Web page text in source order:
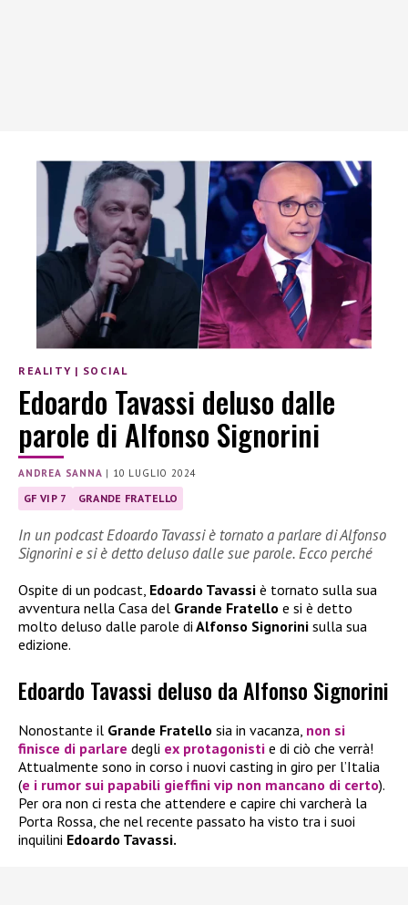
REALITY | SOCIAL
Edoardo Tavassi deluso dalle
parole di Alfonso Signorini
ANDREA SANNA | 10 LUGLIO 2024
GF VIP 7 GRANDE FRATELLO
In un podcast Edoardo Tavassi è tornato a parlare di Alfonso
Signorini e si è detto deluso dalle sue parole. Ecco perché
Ospite di un podcast, Edoardo Tavassi è tornato sulla sua
avventura nella Casa del Grande Fratello e si è detto
molto deluso dalle parole di Alfonso Signorini sulla sua
edizione.
Edoardo Tavassi deluso da Alfonso Signorini
Nonostante il Grande Fratello sia in vacanza, non si
finisce di parlare degli ex protagonisti e di ciò che verrà!
Attualmente sono in corso i nuovi casting in giro per l’Italia
(e i rumor sui papabili gieffini vip non mancano di certo).
Per ora non ci resta che attendere e capire chi varcherà la
Porta Rossa, che nel recente passato ha visto tra i suoi
inquilini Edoardo Tavassi.